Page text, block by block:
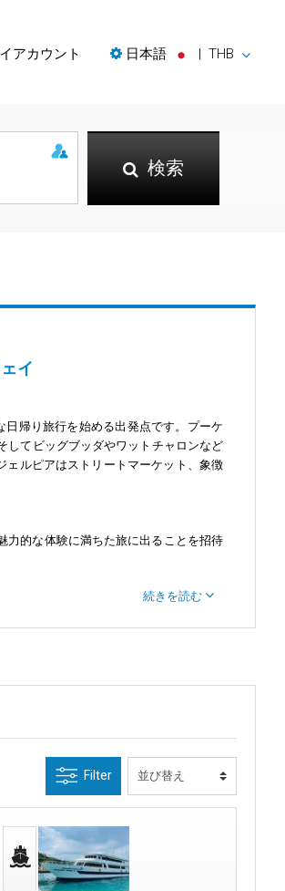
アカウント 日本語 | THB
検索
イ
帰り旅行を始める出発点です。プーケ
してビッグブッダやワットチャロンなど
ェルピアはストリートマーケット、象徴
力的な体験に満ちた旅に出ることを招待
、アンダマン海の青い海水に浸ること
感嘆してください。
がら、象徴的なトゥクトゥクを楽しんで
グブッダやワットチャロンの文化的宝
静かでエキサイティングな側面を探索
続きを読む
Filter